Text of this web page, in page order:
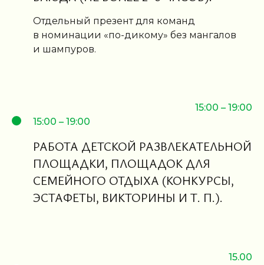
Отдельный презент для команд
в номинации «по-дикому» без мангалов
и шампуров.
15:00 – 19:00
15:00 – 19:00
РАБОТА ДЕТСКОЙ РАЗВЛЕКАТЕЛЬНОЙ
ПЛОЩАДКИ, ПЛОЩАДОК ДЛЯ
СЕМЕЙНОГО ОТДЫХА (КОНКУРСЫ,
ЭСТАФЕТЫ, ВИКТОРИНЫ И Т. П.).
15.00